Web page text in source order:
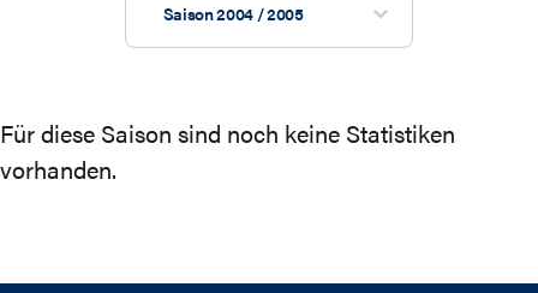
Saison 2004 / 2005
Für diese Saison sind noch keine Statistiken
vorhanden.